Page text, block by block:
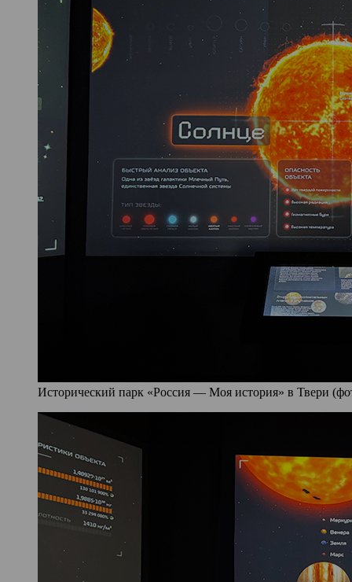
Исторический парк «Россия — Моя история» в Твери